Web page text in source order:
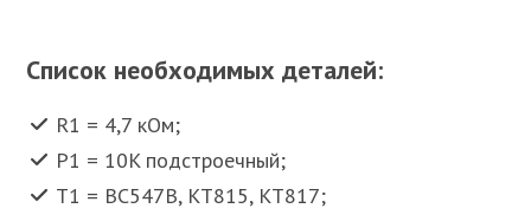
Список необходимых деталей:
R1 = 4,7 кОм;
Р1 = 10K подстроечный;
T1 = BC547B, КТ815, КТ817;